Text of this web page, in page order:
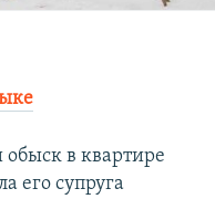
в квартире
его супруга